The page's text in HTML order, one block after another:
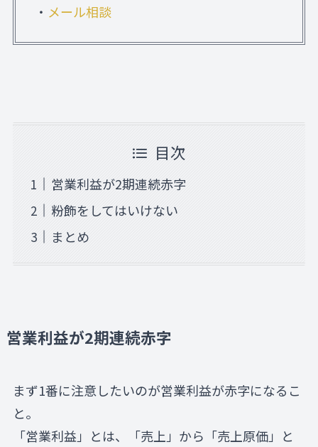
・ メール相談
目次
営業利益が2期連続赤字
粉飾をしてはいけない
まとめ
営業利益が2期連続赤字
まず1番に注意したいのが営業利益が赤字になるこ
と。
「営業利益」とは、「売上」から「売上原価」と